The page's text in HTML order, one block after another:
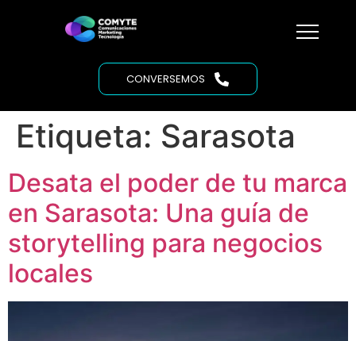
CONVERSEMOS
Etiqueta: Sarasota
Desata el poder de tu marca
en Sarasota: Una guía de
storytelling para negocios
locales